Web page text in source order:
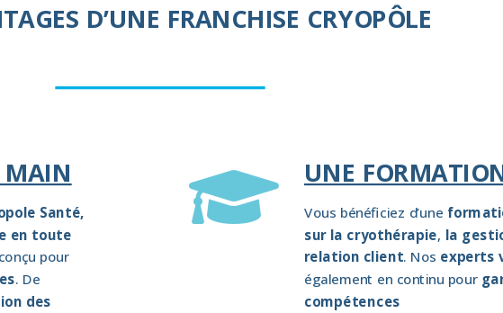
D’UNE FRANCHISE CRYOPÔLE
MAIN
Santé,
en toute
pour
. De
des
 UNE
Vous bénéficiez d’une
sur la cryothérapie, la
relation client. Nos experts
également en continu pour
compétences